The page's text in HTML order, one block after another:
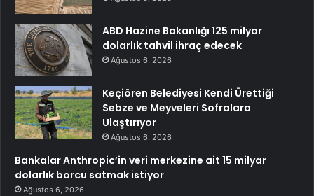
ABD Hazine Bakanlığı 125 milyar
dolarlık tahvil ihraç edecek
Ağustos 6, 2026
Keçiören Belediyesi Kendi Ürettiği
Sebze ve Meyveleri Sofralara
Ulaştırıyor
Ağustos 6, 2026
Bankalar Anthropic’in veri merkezine ait 15 milyar
dolarlık borcu satmak istiyor
Ağustos 6, 2026